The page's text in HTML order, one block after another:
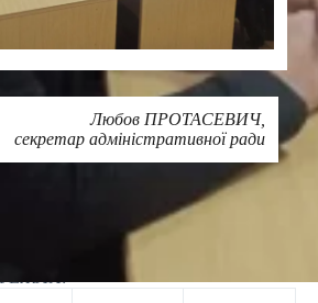
Любов ПРОТАСЕВИЧ,
секретар адміністративної ради